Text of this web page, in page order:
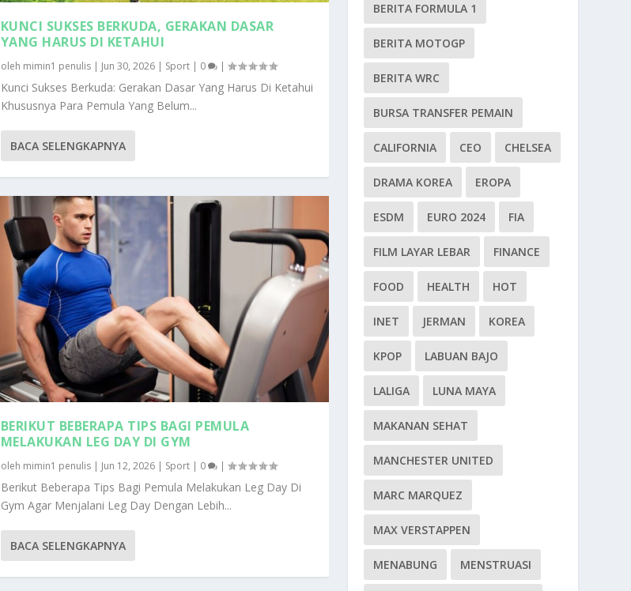
KUNCI SUKSES BERKUDA, GERAKAN DASAR
YANG HARUS DI KETAHUI
oleh mimin1 penulis| Jun 30, 2026| Sport| 0 |
Kunci Sukses Berkuda: Gerakan Dasar Yang Harus Di Ketahui
Khususnya Para Pemula Yang Belum...
BACA SELENGKAPNYA
BERIKUT BEBERAPA TIPS BAGI PEMULA
MELAKUKAN LEG DAY DI GYM
oleh mimin1 penulis| Jun 12, 2026| Sport| 0 |
Berikut Beberapa Tips Bagi Pemula Melakukan Leg Day Di
Gym Agar Menjalani Leg Day Dengan Lebih...
BACA SELENGKAPNYA
BERITA FORMULA 1
BERITA MOTOGP
BERITA WRC
BURSA TRANSFER PEMAIN
CALIFORNIA CEO CHELSEA
DRAMA KOREA EROPA
ESDM EURO 2024 FIA
FILM LAYAR LEBAR FINANCE
FOOD HEALTH HOT
INET JERMAN KOREA
KPOP LABUAN BAJO
LALIGA LUNA MAYA
MAKANAN SEHAT
MANCHESTER UNITED
MARC MARQUEZ
MAX VERSTAPPEN
MENABUNG MENSTRUASI